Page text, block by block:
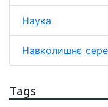
Наука
Навколишнє
Tags